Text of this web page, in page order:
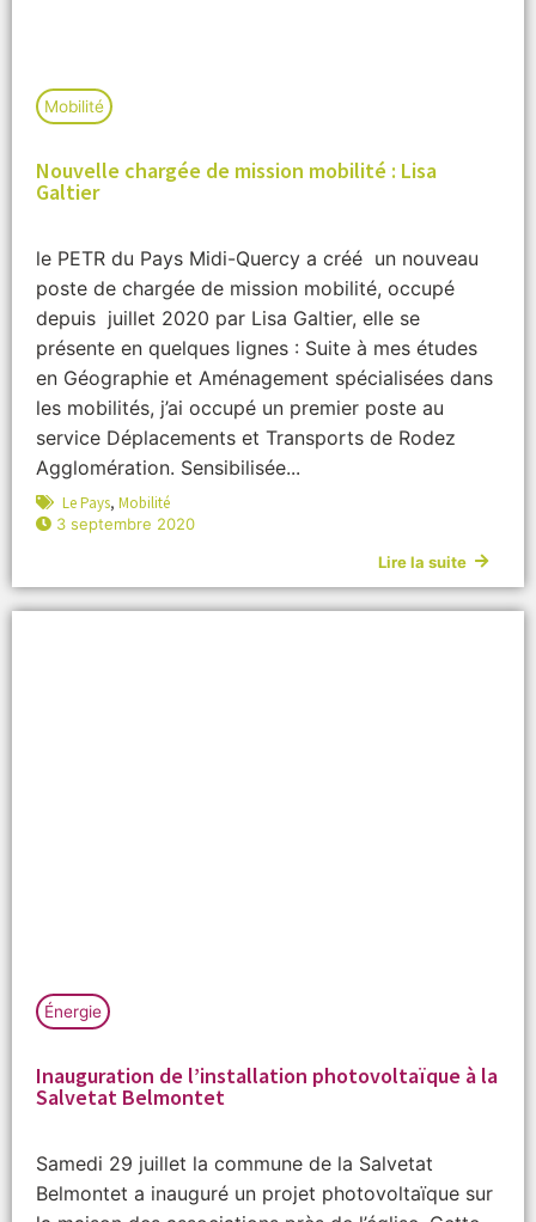
Mobilité
Nouvelle chargée de mission mobilité : Lisa
Galtier
le PETR du Pays Midi-Quercy a créé un nouveau
poste de chargée de mission mobilité, occupé
depuis juillet 2020 par Lisa Galtier, elle se
présente en quelques lignes : Suite à mes études
en Géographie et Aménagement spécialisées dans
les mobilités, j’ai occupé un premier poste au
service Déplacements et Transports de Rodez
Agglomération. Sensibilisée...
Le Pays, Mobilité
3 septembre 2020
Lire la suite
Énergie
Inauguration de l’installation photovoltaïque à la
Salvetat Belmontet
Samedi 29 juillet la commune de la Salvetat
Belmontet a inauguré un projet photovoltaïque sur